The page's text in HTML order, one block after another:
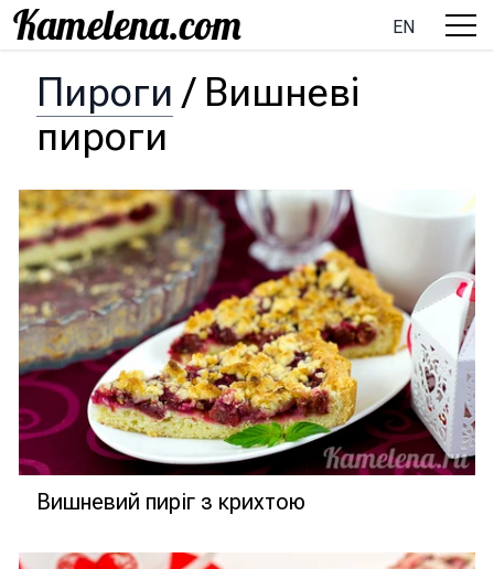
EN
Пироги / Вишневі
пироги
Вишневий пиріг з крихтою